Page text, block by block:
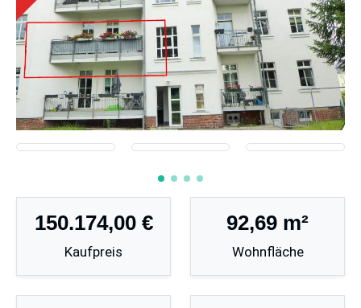
150.174,00 €
Kaufpreis
92,69 m²
Wohnfläche